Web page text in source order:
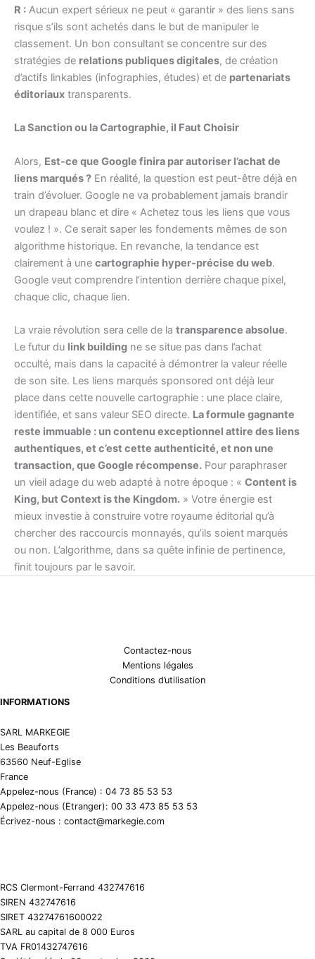
R : Aucun expert sérieux ne peut « garantir » des liens sans
risque s’ils sont achetés dans le but de manipuler le
classement. Un bon consultant se concentre sur des
stratégies de relations publiques digitales, de création
d’actifs linkables (infographies, études) et de partenariats
éditoriaux transparents.
La Sanction ou la Cartographie, il Faut Choisir
Alors, Est-ce que Google finira par autoriser l’achat de
liens marqués ? En réalité, la question est peut-être déjà en
train d’évoluer. Google ne va probablement jamais brandir
un drapeau blanc et dire « Achetez tous les liens que vous
voulez ! ». Ce serait saper les fondements mêmes de son
algorithme historique. En revanche, la tendance est
clairement à une cartographie hyper-précise du web.
Google veut comprendre l’intention derrière chaque pixel,
chaque clic, chaque lien.
La vraie révolution sera celle de la transparence absolue.
Le futur du link building ne se situe pas dans l’achat
occulté, mais dans la capacité à démontrer la valeur réelle
de son site. Les liens marqués sponsored ont déjà leur
place dans cette nouvelle cartographie : une place claire,
identifiée, et sans valeur SEO directe. La formule gagnante
reste immuable : un contenu exceptionnel attire des liens
authentiques, et c’est cette authenticité, et non une
transaction, que Google récompense. Pour paraphraser
un vieil adage du web adapté à notre époque : « Content is
King, but Context is the Kingdom. » Votre énergie est
mieux investie à construire votre royaume éditorial qu’à
chercher des raccourcis monnayés, qu’ils soient marqués
ou non. L’algorithme, dans sa quête infinie de pertinence,
finit toujours par le savoir.
Contactez-nous
Mentions légales
Conditions d’utilisation
INFORMATIONS
SARL MARKEGIE
Les Beauforts
63560 Neuf-Eglise
France
Appelez-nous (France) : 04 73 85 53 53
Appelez-nous (Etranger): 00 33 473 85 53 53
Écrivez-nous : contact@markegie.com
RCS Clermont-Ferrand 432747616
SIREN 432747616
SIRET 43274761600022
SARL au capital de 8 000 Euros
TVA FR01432747616